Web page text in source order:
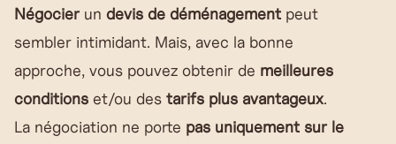
Négocier un devis de déménagement peut
sembler intimidant. Mais, avec la bonne
approche, vous pouvez obtenir de meilleures
conditions et/ou des tarifs plus avantageux.
La négociation ne porte pas uniquement sur le